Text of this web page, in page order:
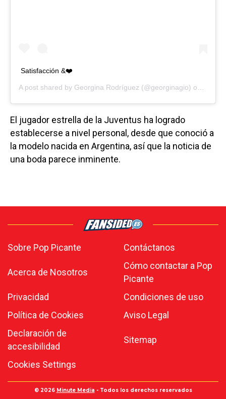
Satisfacción &❤️
A post shared by Georgina Rodríguez (@georginagio) on
El jugador estrella de la Juventus ha logrado
establecerse a nivel personal, desde que conoció a
la modelo nacida en Argentina, así que la noticia de
una boda parece inminente.
Sobre Pop Picante Contáctanos
Acerca de Nosotros
Cómo contactar a Pop
Picante
Privacidad
Condiciones de uso
Política de Cookies
Aviso Legal
Declaración de
accesibilidad
Sitemap
Cookies Settings
© 2026 Minute Media - Todos los derechos reservados